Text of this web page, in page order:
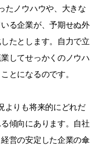
たノウハウや、大きな
る企業が、予期せぬ外
たとします。自力で立
してせっかくのノウハ
とになるのです。
よりも将来的にどれだ
傾向にあります。自社
営の安定した企業の傘